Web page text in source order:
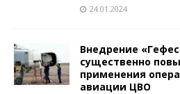
24.01.2024
Внедрение
существенно
применения
авиации ЦВО